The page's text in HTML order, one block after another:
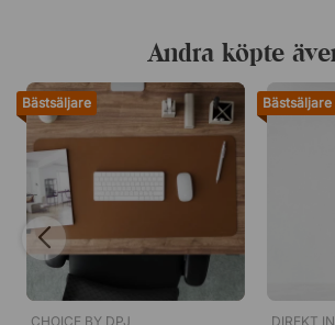
Andra köpte
Bästsäljare
CHOICE BY DPJ
Bästsäljare
DIREKT